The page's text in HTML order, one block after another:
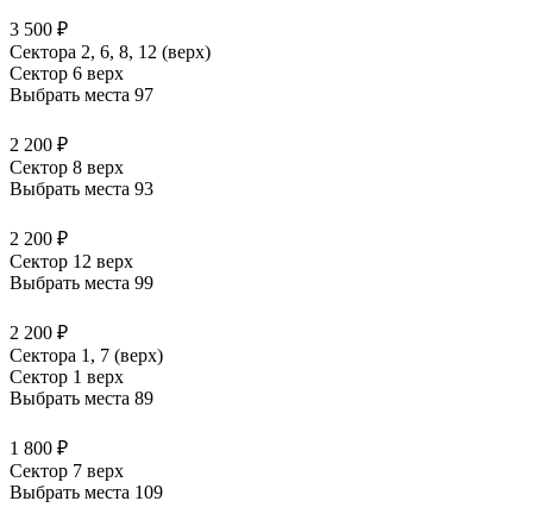
3 500 ₽
Сектора 2, 6, 8, 12 (верх)
Сектор 6 верх
Выбрать места 97
2 200 ₽
Сектор 8 верх
Выбрать места 93
2 200 ₽
Сектор 12 верх
Выбрать места 99
2 200 ₽
Сектора 1, 7 (верх)
Сектор 1 верх
Выбрать места 89
1 800 ₽
Сектор 7 верх
Выбрать места 109